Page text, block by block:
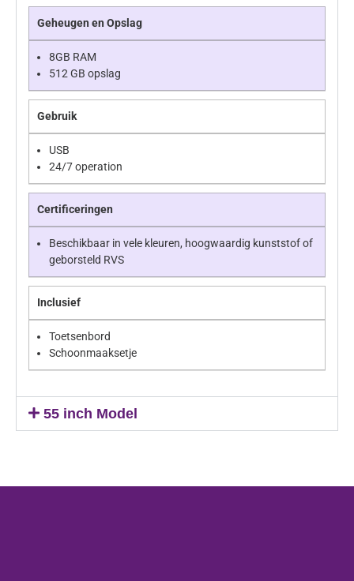
Geheugen en Opslag
8GB RAM
512 GB opslag
Gebruik
USB
24/7 operation
Certificeringen
Beschikbaar in vele kleuren, hoogwaardig kunststof of
geborsteld RVS
Inclusief
Toetsenbord
Schoonmaaksetje
55 inch Model